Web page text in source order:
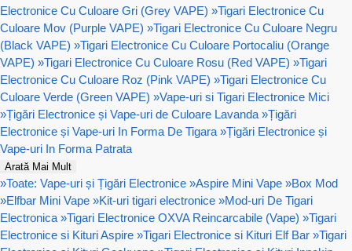
Electronice Cu Culoare Gri (Grey VAPE) »Tigari Electronice Cu
Culoare Mov (Purple VAPE) »Tigari Electronice Cu Culoare Negru
(Black VAPE) »Tigari Electronice Cu Culoare Portocaliu (Orange
VAPE) »Tigari Electronice Cu Culoare Rosu (Red VAPE) »Tigari
Electronice Cu Culoare Roz (Pink VAPE) »Tigari Electronice Cu
Culoare Verde (Green VAPE) »Vape-uri si Tigari Electronice Mici
»Țigări Electronice și Vape-uri de Culoare Lavanda »Țigări
Electronice și Vape-uri In Forma De Tigara »Țigări Electronice și
Vape-uri In Forma Patrata
Arată Mai Mult
»Toate: Vape-uri și Țigări Electronice »Aspire Mini Vape »Box Mod
»Elfbar Mini Vape »Kit-uri tigari electronice »Mod-uri De Tigari
Electronica »Tigari Electronice OXVA Reincarcabile (Vape) »Tigari
Electronice si Kituri Aspire »Tigari Electronice si Kituri Elf Bar »Tigari